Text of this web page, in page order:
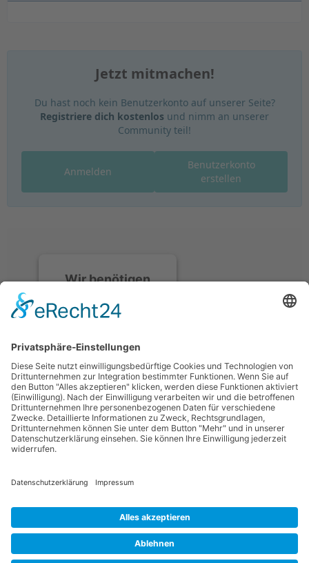
Jetzt mitmachen!
Du hast noch kein Benutzerkonto auf unserer Seite?
Registriere dich kostenlos und nimm an unserer
Community teil!
Benutzerkonto
erstellen
Anmelden
Wir benötigen
Zustimmung, um
Service zu laden!
Wir verwenden
Discord, um Inhalte
einzubetten. Dieser
Service kann Daten zu
Ihren Aktivitäten
sammeln. Bitte lesen
Nutzung des Service
anzuzeigen.
Mehr Informationen
Datenschutzerklärung Impressum